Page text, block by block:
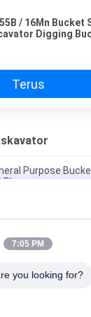
/ 16Mn Bucket
Digging
Terus
Purpose
Plus
Bucket Untuk
yang
7:05 PM
you looking for?